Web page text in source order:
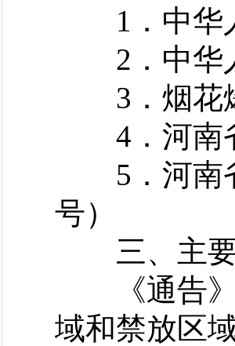
1．中华人
2．中华人
3．烟花
4．河南
5．河南省
号）
三、主要
《通告》
域和禁放区